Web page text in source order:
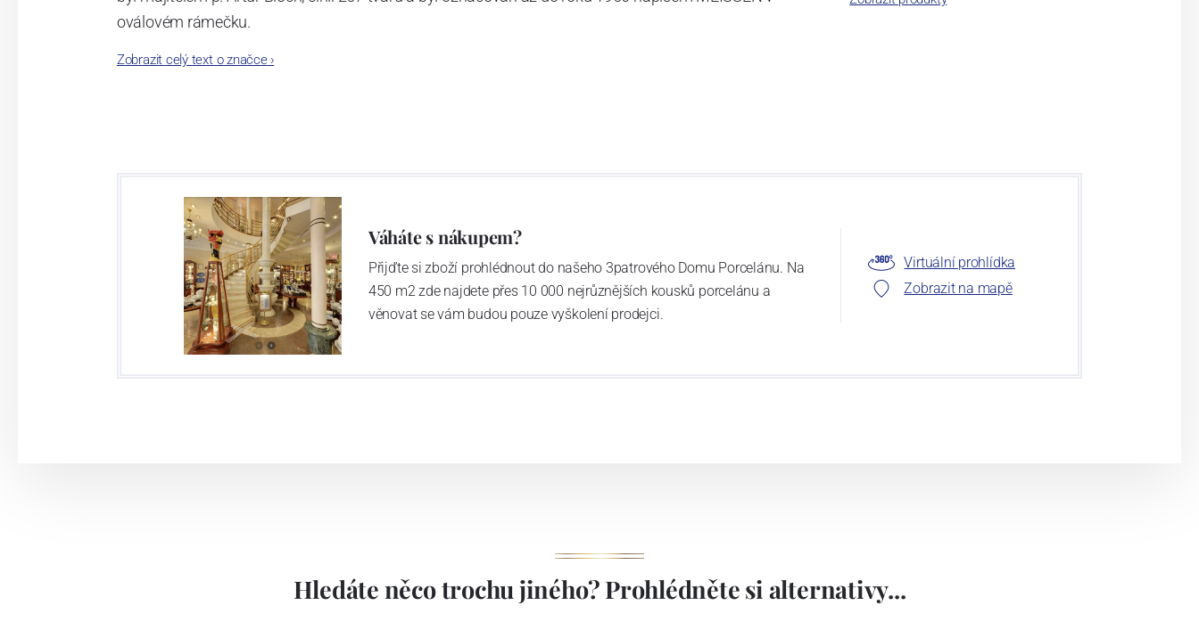
oválovém rámečku.
Dnes, kdy čtete tento úvod, nese firma název
Zobrazit celý text o značce›
Váháte s nákupem?
Přijďte si zboží prohlédnout do našeho 3patrového Domu Porcelánu. Na
450 m2 zde najdete přes 10 000 nejrůznějších kousků porcelánu a
věnovat se vám budou pouze vyškolení prodejci.
Virtuální prohlídka
Zobrazit na mapě
Hledáte něco trochu jiného? Prohlédněte si alternativy...